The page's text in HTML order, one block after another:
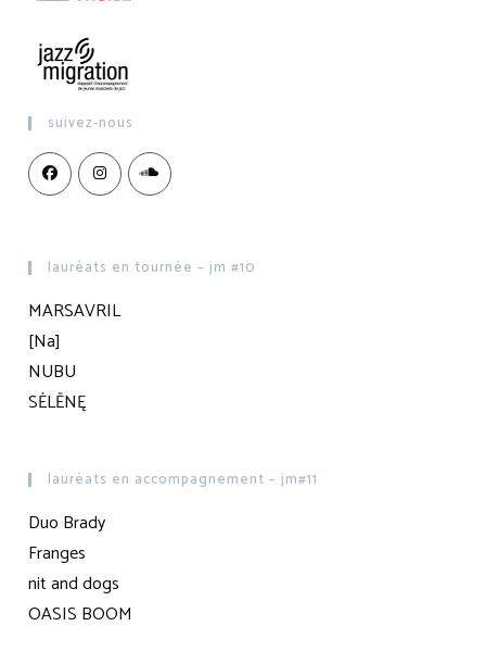
suivez-nous
lauréats en tournée – jm #10
MARSAVRIL
[Na]
NUBU
SĖLĒNĘ
lauréats en accompagnement – jm#11
Duo Brady
Franges
nit and dogs
OASIS BOOM